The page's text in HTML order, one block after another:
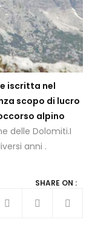
iscritta nel
scopo di lucro
alpino
delle Dolomiti.I
anni .
SHARE ON :